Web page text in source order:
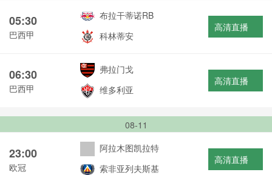
05:30
巴西甲
布拉干蒂诺RB
科林蒂安
高清直播
06:30
巴西甲
弗拉门戈
维多利亚
高清直播
08-11
23:00
欧冠
阿拉木图凯拉特
索非亚列夫斯基
高清直播